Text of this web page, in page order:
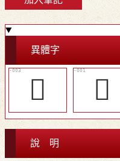
異體字
󷥕 𢫂
說 明